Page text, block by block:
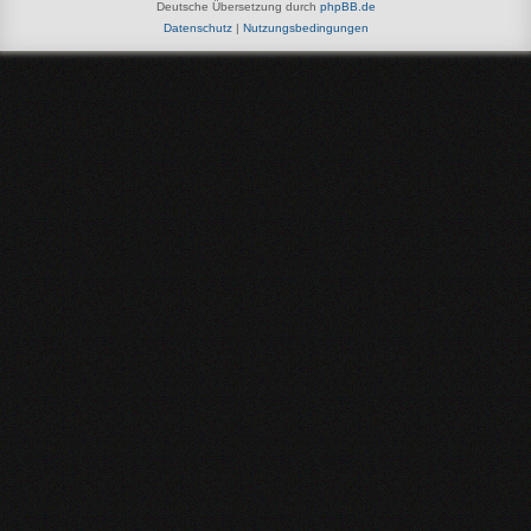
Deutsche Übersetzung durch phpBB.de
Datenschutz| Nutzungsbedingungen